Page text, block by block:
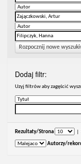
Rozpocznij nowe
Dodaj filtr:
Uzyj filtrów aby zagęścić
Rezultaty/Strona
Autorzy/